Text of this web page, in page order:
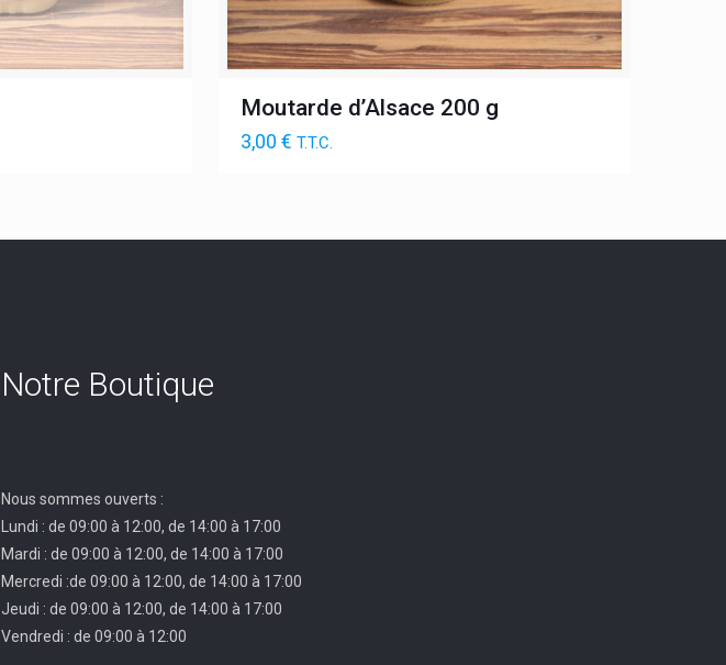
Moutarde d’Alsace 200 g
3,00€ T.T.C.
Notre Boutique
Nous sommes ouverts :
Lundi : de 09:00 à 12:00, de 14:00 à 17:00
Mardi : de 09:00 à 12:00, de 14:00 à 17:00
Mercredi :de 09:00 à 12:00, de 14:00 à 17:00
Jeudi : de 09:00 à 12:00, de 14:00 à 17:00
Vendredi : de 09:00 à 12:00